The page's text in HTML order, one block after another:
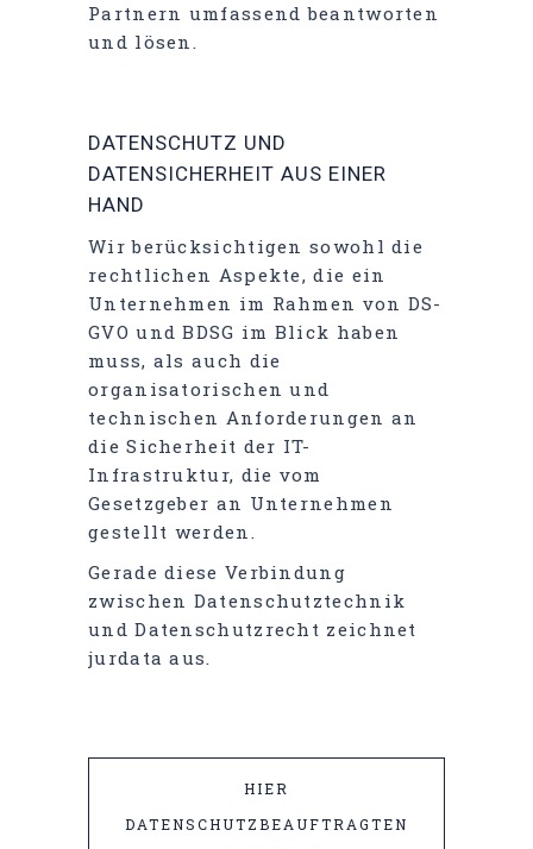
Partnern umfassend beantworten
und lösen.
DATENSCHUTZ UND
DATENSICHERHEIT AUS EINER
HAND
Wir berücksichtigen sowohl die
rechtlichen Aspekte, die ein
Unternehmen im Rahmen von DS-
GVO und BDSG im Blick haben
muss, als auch die
organisatorischen und
technischen Anforderungen an
die Sicherheit der IT-
Infrastruktur, die vom
Gesetzgeber an Unternehmen
gestellt werden.
Gerade diese Verbindung
zwischen Datenschutztechnik
und Datenschutzrecht zeichnet
jurdata aus.
HIER
DATENSCHUTZBEAUFTRAGTEN